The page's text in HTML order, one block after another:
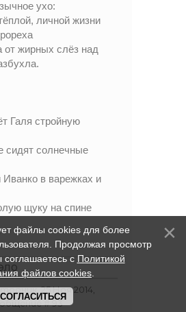
ухо:
личной жизни
от жирных слёз над
Галя стройную
сидят солнечные
Иванко в варежках и
щуку на спине
25 Ноя 2014,
#93
файлы cookies для более
Продолжая просмотр
соглашаетесь с Политикой
файлов cookies
СОГЛАСИТЬСЯ